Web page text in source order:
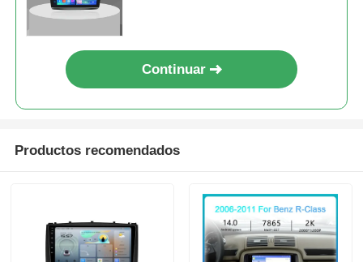
Continuar
Productos recomendados